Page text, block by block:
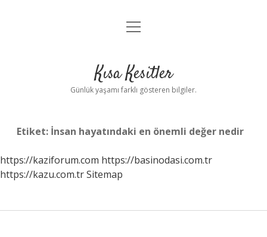
Anasayfa
Yasal Uyarı
menüyü
Kısa Kesitler
Günlük yaşamı farklı gösteren bilgiler.
Etiket: İnsan hayatındaki en önemli değer nedir
https://kaziforum.com https://basinodasi.com.tr
https://kazu.com.trSitemap